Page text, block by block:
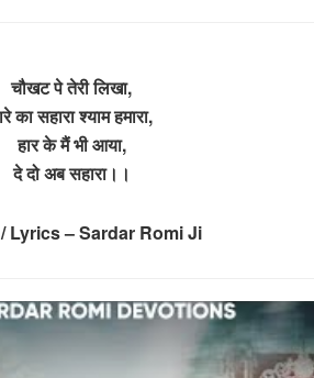
चौखट पे तेरी लिखा,
का सहारा श्याम हमारा,
हार के मैं भी आया,
दे दो अब सहारा।।
Lyrics – Sardar Romi Ji